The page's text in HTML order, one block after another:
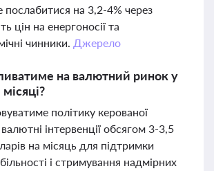
на 3,2-4% через
цін на енергоносії та
чинники. Джерело
на валютний ринок у
політику керованої
валютні інтервенції обсягом 3-3,5
на місяць для підтримки
і стримування надмірних